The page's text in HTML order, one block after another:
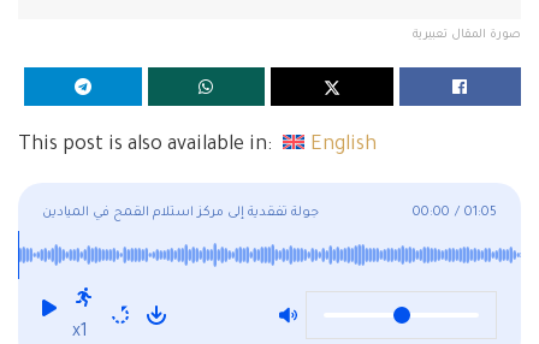
صورة المقال تعبيرية
This post is also available in: English
جولة تفقدية إلى مركز استلام القمح في الميادين 00:00 / 01:05
x1